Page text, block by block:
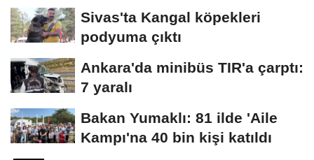
Sivas'ta Kangal köpekleri
podyuma çıktı
Ankara'da minibüs TIR'a çarptı:
7 yaralı
Bakan Yumaklı: 81 ilde 'Aile
Kampı'na 40 bin kişi katıldı